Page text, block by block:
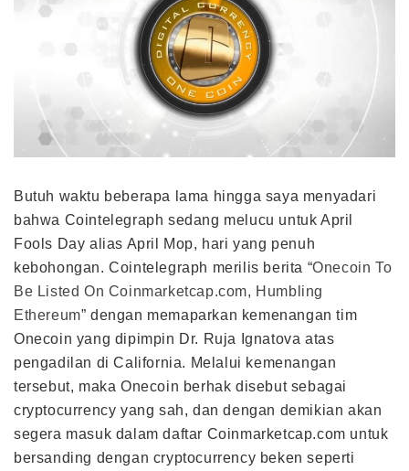
Butuh waktu beberapa lama hingga saya menyadari
bahwa Cointelegraph sedang melucu untuk April
Fools Day alias April Mop, hari yang penuh
kebohongan. Cointelegraph merilis berita “Onecoin To
Be Listed On Coinmarketcap.com, Humbling
Ethereum” dengan memaparkan kemenangan tim
Onecoin yang dipimpin Dr. Ruja Ignatova atas
pengadilan di California. Melalui kemenangan
tersebut, maka Onecoin berhak disebut sebagai
cryptocurrency yang sah, dan dengan demikian akan
segera masuk dalam daftar Coinmarketcap.com untuk
bersanding dengan cryptocurrency beken seperti